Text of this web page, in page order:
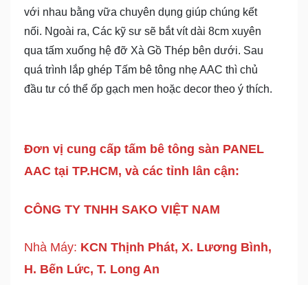
với nhau bằng vữa chuyên dụng giúp chúng kết
nối. Ngoài ra, Các kỹ sư sẽ bắt vít dài 8cm xuyên
qua tấm xuống hệ đỡ Xà Gồ Thép bên dưới. Sau
quá trình lắp ghép Tấm bê tông nhẹ AAC thì chủ
đầu tư có thể ốp gạch men hoặc decor theo ý thích.
Đơn vị cung cấp tấm bê tông sàn PANEL
AAC tại TP.HCM, và các tỉnh lân cận:
CÔNG TY TNHH SAKO VIỆT NAM
Nhà Máy: KCN Thịnh Phát, X. Lương Bình,
H. Bến Lức, T. Long An